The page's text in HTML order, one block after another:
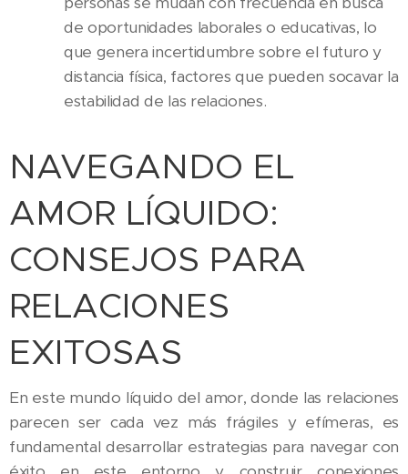
de oportunidades laborales o educativas, lo
que genera incertidumbre sobre el futuro y
distancia física, factores que pueden socavar la
estabilidad de las relaciones.
NAVEGANDO EL
AMOR LÍQUIDO:
CONSEJOS PARA
RELACIONES
EXITOSAS
En este mundo líquido del amor, donde las relaciones
parecen ser cada vez más frágiles y efímeras, es
fundamental desarrollar estrategias para navegar con